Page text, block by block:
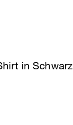
in Schwarz